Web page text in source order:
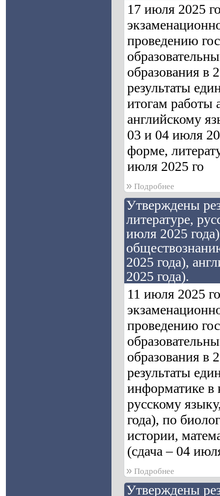
17 июля 2025
проведению
образования в
результаты
итогам работы
английскому
03 и 04 июля
форме,
июля 2025 го
»Подробнее
Утверждены
литературе,
июля 2025
2025 года),
2025 года).
11 июля 2025
проведению
образования в
результаты
информатике в
русскому
года), по
истории,
(сдача – 04
»Подробнее
Утверждены